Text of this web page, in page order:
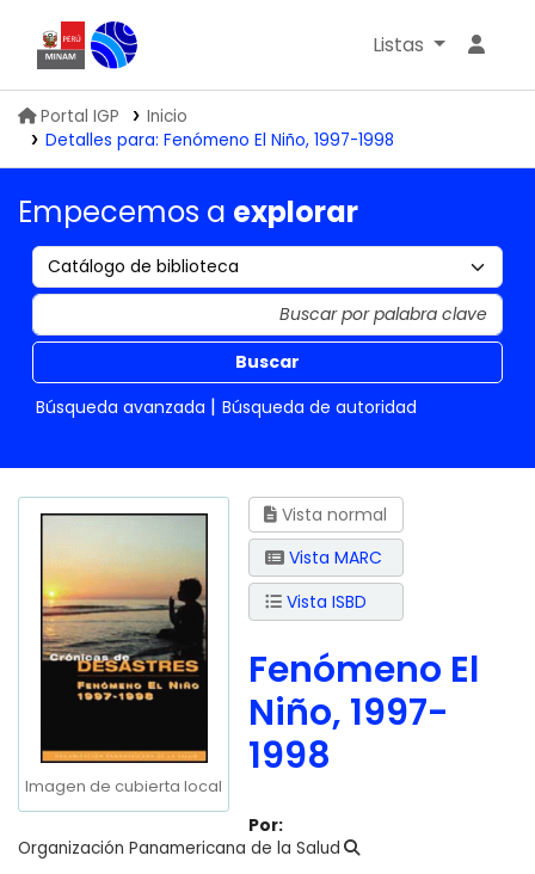
Biblioteca IGP
Listas
Portal IGP
Inicio
Detalles para: Fenómeno El Niño, 1997-1998
Empecemos a explorar
Buscar
Búsqueda avanzada
Búsqueda de autoridad
Imagen de cubierta local
Vista normal
Vista MARC
Vista ISBD
Fenómeno El
Niño, 1997-
1998
Por:
Organización Panamericana de la Salud